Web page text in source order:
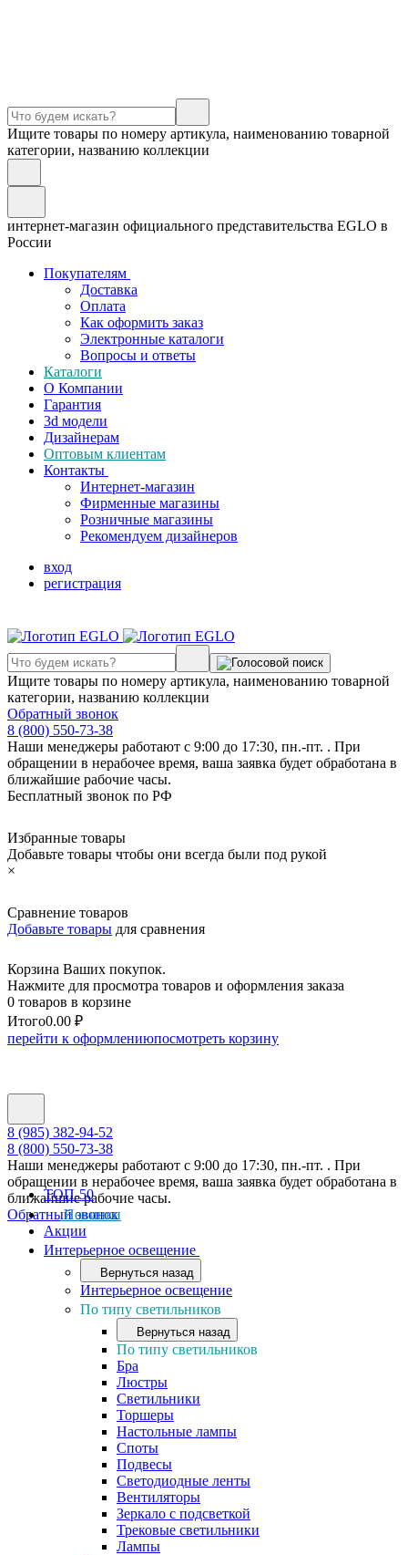
Ищите товары по номеру артикула, наименованию товарной
категории, названию коллекции
интернет-магазин официального представительства EGLO в
России
Покупателям
Доставка
Оплата
Как оформить заказ
Электронные каталоги
Вопросы и ответы
Каталоги
О Компании
Гарантия
3d модели
Дизайнерам
Оптовым клиентам
Контакты
Интернет-магазин
Фирменные магазины
Розничные магазины
Рекомендуем дизайнеров
вход
регистрация
Ищите товары по номеру артикула, наименованию товарной
категории, названию коллекции
Обратный звонок
8 (800) 550-73-38
Наши менеджеры работают с 9:00 до 17:30, пн.-пт. . При
обращении в нерабочее время, ваша заявка будет обработана в
ближайшие рабочие часы.
Бесплатный звонок по РФ
Избранные товары
Добавьте товары чтобы они всегда были под рукой
×
Сравнение товаров
Добавьте товары для сравнения
Корзина Ваших покупок.
Нажмите для просмотра товаров и оформления заказа
0 товаров в корзине
Итого0.00 ₽
перейти к оформлениюпосмотреть корзину
8 (985) 382-94-52
8 (800) 550-73-38
Наши менеджеры работают с 9:00 до 17:30, пн.-пт. . При
обращении в нерабочее время, ваша заявка будет обработана в
ближайшие рабочие часы.
Обратный звонок
ТОП-50
Новинки
Акции
Интерьерное освещение
Вернуться назад
Интерьерное освещение
По типу светильников
Вернуться назад
По типу светильников
Бра
Люстры
Светильники
Торшеры
Настольные лампы
Споты
Подвесы
Светодиодные ленты
Вентиляторы
Зеркало с подсветкой
Трековые светильники
Лампы